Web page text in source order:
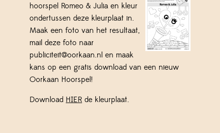
hoorspel Romeo & Julia en kleur
ondertussen deze kleurplaat in.
Maak een foto van het resultaat,
mail deze foto naar
publiciteit@oorkaan.nl en maak
kans op een gratis download van een nieuw
Oorkaan Hoorspel!
Download HIER de kleurplaat.